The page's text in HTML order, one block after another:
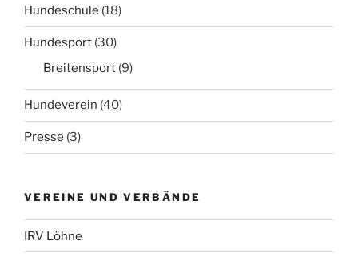
Hundeschule (18)
Hundesport (30)
Breitensport (9)
Hundeverein (40)
Presse (3)
VEREINE UND VERBÄNDE
IRV Löhne